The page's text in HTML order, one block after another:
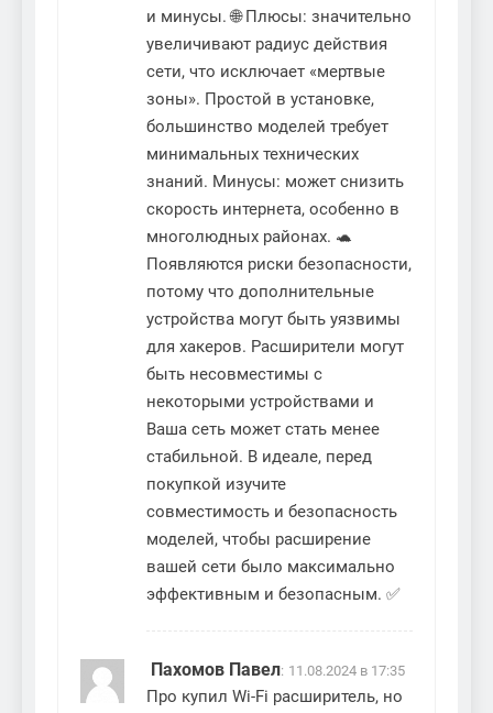
и минусы. 🌐 Плюсы: значительно
увеличивают радиус действия
сети, что исключает «мертвые
зоны». Простой в установке,
большинство моделей требует
минимальных технических
знаний. Минусы: может снизить
скорость интернета, особенно в
многолюдных районах. 🐢
Появляются риски безопасности,
потому что дополнительные
устройства могут быть уязвимы
для хакеров. Расширители могут
быть несовместимы с
некоторыми устройствами и
Ваша сеть может стать менее
стабильной. В идеале, перед
покупкой изучите
совместимость и безопасность
моделей, чтобы расширение
вашей сети было максимально
эффективным и безопасным. ✅
Пахомов Павел: 11.08.2024 в 17:35
Про купил Wi-Fi расширитель, но